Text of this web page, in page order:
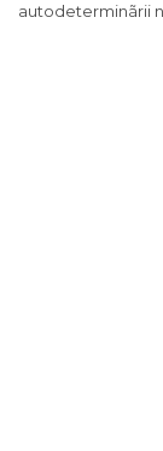
autodeterminãrii